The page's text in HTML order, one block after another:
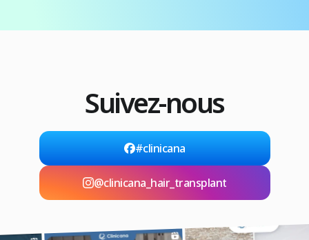
Suivez-nous
#clinicana
@clinicana_hair_transplant